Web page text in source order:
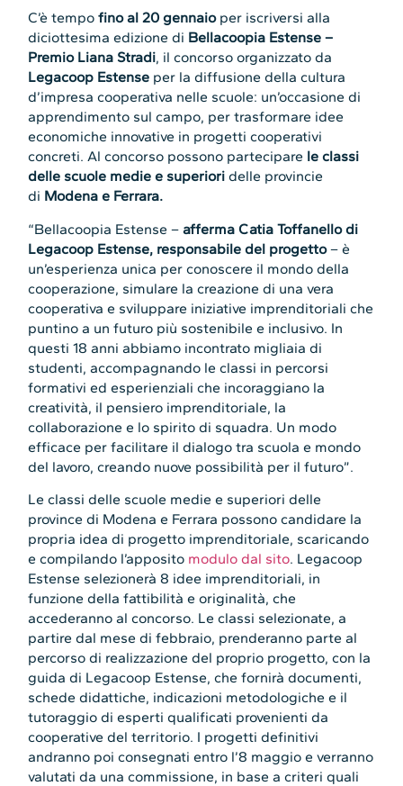
C’è tempofino al 20 gennaioper iscriversi alla
diciottesima edizione di Bellacoopia Estense –
Premio Liana Stradi, il concorso organizzato da
Legacoop Estense per la diffusione della cultura
d’impresa cooperativa nelle scuole: un’occasione di
apprendimento sul campo, per trasformare idee
economiche innovative in progetti cooperativi
concreti. Al concorso possono partecipare le classi
delle scuole medie e superioridelle provincie
di Modena e Ferrara.
“Bellacoopia Estense –afferma Catia Toffanello di
Legacoop Estense, responsabile del progetto– è
un’esperienza unica per conoscere il mondo della
cooperazione, simulare la creazione di una vera
cooperativa e sviluppare iniziative imprenditoriali che
puntino a un futuro più sostenibile e inclusivo. In
questi 18 anni abbiamo incontrato migliaia di
studenti, accompagnando le classi in percorsi
formativi ed esperienziali che incoraggiano la
creatività, il pensiero imprenditoriale, la
collaborazione e lo spirito di squadra. Un modo
efficace per facilitare il dialogo tra scuola e mondo
del lavoro, creando nuove possibilità per il futuro”.
Le classi delle scuole medie e superiori delle
province di Modena e Ferrara possono candidare la
propria idea di progetto imprenditoriale, scaricando
e compilando l’apposito modulo dal sito. Legacoop
Estense selezionerà 8 idee imprenditoriali, in
funzione della fattibilità e originalità, che
accederanno al concorso. Le classi selezionate, a
partire dal mese di febbraio, prenderanno parte al
percorso di realizzazione del proprio progetto, con la
guida di Legacoop Estense, che fornirà documenti,
schede didattiche, indicazioni metodologiche e il
tutoraggio di esperti qualificati provenienti da
cooperative del territorio. I progetti definitivi
andranno poi consegnati entro l’8 maggio e verranno
valutati da una commissione, in base a criteri quali